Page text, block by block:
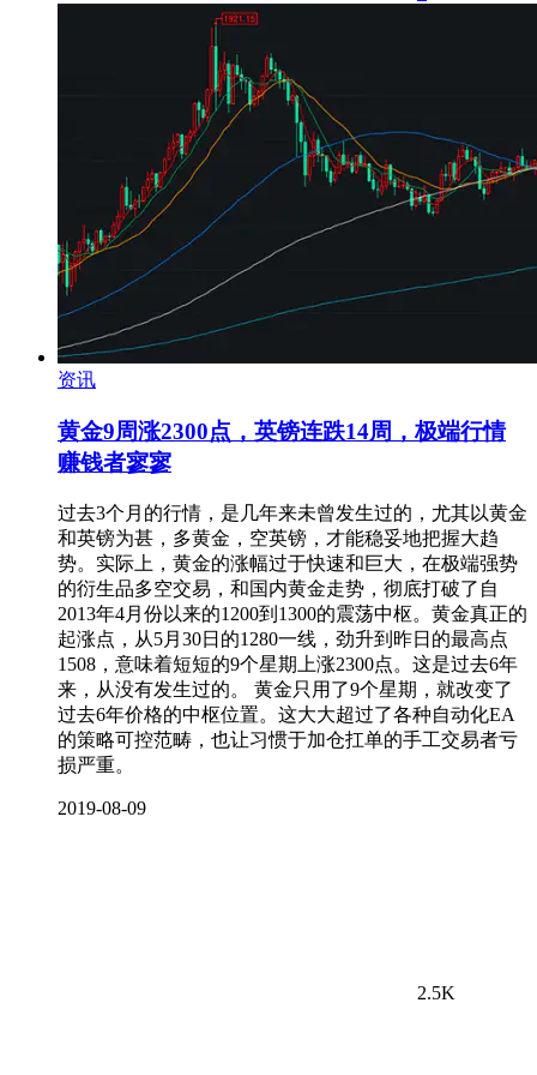
资讯
黄金9周涨2300点，英镑连跌14周，极端行情
赚钱者寥寥
过去3个月的行情，是几年来未曾发生过的，尤其以黄金
和英镑为甚，多黄金，空英镑，才能稳妥地把握大趋
势。实际上，黄金的涨幅过于快速和巨大，在极端强势
的衍生品多空交易，和国内黄金走势，彻底打破了自
2013年4月份以来的1200到1300的震荡中枢。黄金真正的
起涨点，从5月30日的1280一线，劲升到昨日的最高点
1508，意味着短短的9个星期上涨2300点。这是过去6年
来，从没有发生过的。 黄金只用了9个星期，就改变了
过去6年价格的中枢位置。这大大超过了各种自动化EA
的策略可控范畴，也让习惯于加仓扛单的手工交易者亏
损严重。
2019-08-09
2.5K